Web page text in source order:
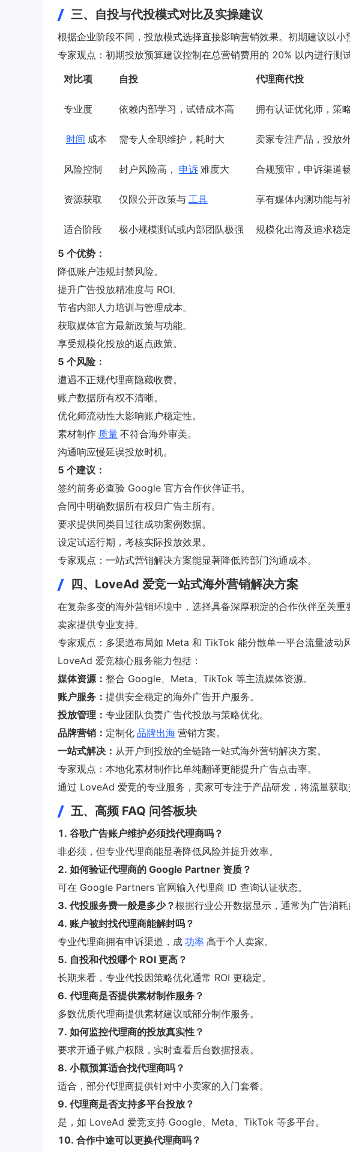
三、自投与代投模式对比及实操建议
根据企业阶段不同，投放模式选择直接影响营销效果。初期建议以小
专家观点：初期投放预算建议控制在总营销费用的 20% 以内进行测试
对比项
自投 代理商代投
专业度 依赖内部学习，试错成本高 拥有认证优化师，策
时间 成本 需专人全职维护，耗时大 卖家专注产品，投放
风险控制 封户风险高， 申诉 难度大 合规预审，申诉渠道
资源获取 仅限公开政策与 工具 享有媒体内测功能与
适合阶段 极小规模测试或内部团队极强
规模化出海及追求稳
5 个优势：
降低账户违规封禁风险。
提升广告投放精准度与 ROI。
节省内部人力培训与管理成本。
获取媒体官方最新政策与功能。
享受规模化投放的返点政策。
5 个风险：
遭遇不正规代理商隐藏收费。
账户数据所有权不清晰。
优化师流动性大影响账户稳定性。
素材制作 质量 不符合海外审美。
沟通响应慢延误投放时机。
5 个建议：
签约前务必查验 Google 官方合作伙伴证书。
合同中明确数据所有权归广告主所有。
要求提供同类目过往成功案例数据。
设定试运行期，考核实际投放效果。
专家观点：一站式营销解决方案能显著降低跨部门沟通成本。
四、LoveAd 爱竞一站式海外营销解决方案
在复杂多变的海外营销环境中，选择具备深厚积淀的合作伙伴至关
卖家提供专业支持。
专家观点：多渠道布局如 Meta 和 TikTok 能分散单一平台流量波动风
LoveAd 爱竞核心服务能力包括：
媒体资源： 整合 Google、Meta、TikTok 等主流媒体资源。
账户服务： 提供安全稳定的海外广告开户服务。
投放管理： 专业团队负责广告代投放与策略优化。
品牌营销： 定制化 品牌出海 营销方案。
一站式解决： 从开户到投放的全链路一站式海外营销解决方案。
专家观点：本地化素材制作比单纯翻译更能提升广告点击率。
通过 LoveAd 爱竞的专业服务，卖家可专注于产品研发，将流量获取
五、高频 FAQ 问答板块
1. 谷歌广告账户维护必须找代理商吗？
非必须，但专业代理商能显著降低风险并提升效率。
2. 如何验证代理商的 Google Partner 资质？
可在 Google Partners 官网输入代理商 ID 查询认证状态。
3. 代投服务费一般是多少？根据行业公开数据显示，通常为广告消
4. 账户被封找代理商能解封吗？
专业代理商拥有申诉渠道，成 功率 高于个人卖家。
5. 自投和代投哪个 ROI 更高？
长期来看，专业代投因策略优化通常 ROI 更稳定。
6. 代理商是否提供素材制作服务？
多数优质代理商提供素材建议或部分制作服务。
7. 如何监控代理商的投放真实性？
要求开通子账户权限，实时查看后台数据报表。
8. 小额预算适合找代理商吗？
适合，部分代理商提供针对中小卖家的入门套餐。
9. 代理商是否支持多平台投放？
是，如 LoveAd 爱竞支持 Google、Meta、TikTok 等多平台。
10. 合作中途可以更换代理商吗？